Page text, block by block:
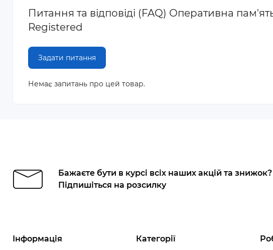
Питання та відповіді (FAQ) Оперативна
Registered
Задати питання
Немає запитань про цей товар.
Бажаєте бути в курсі всіх наших акцій та знижок?
Підпишіться на розсилку
Інформація Категорії